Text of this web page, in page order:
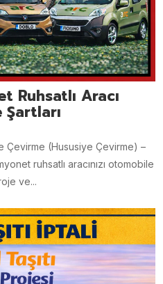
Ruhsatlı Aracı
Çevirme (Hususiye Çevirme) –
ruhsatlı aracınızı otomobile
ve...